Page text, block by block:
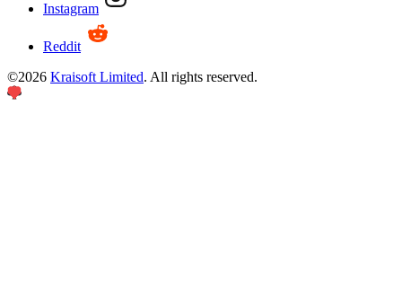
Instagram
Reddit
©2026 Kraisoft Limited. All rights reserved.